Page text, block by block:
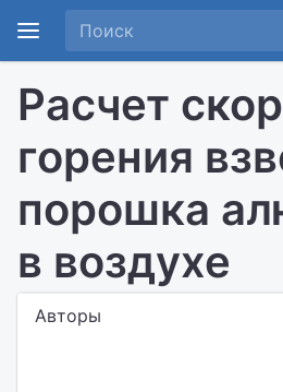
Расчет
горения
порошка
в воздухе
Авторы